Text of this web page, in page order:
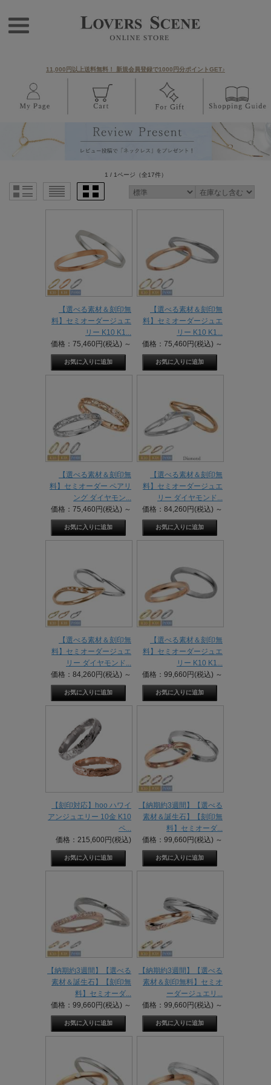
11,000円以上送料無料！ 新規会員登録で1000円分ポイントGET♪
1 / 1ページ （全17件）
【選べる素材＆刻印無
料】セミオーダージュエ
リー K10 K1...
価格：75,460円(税込) ～
【選べる素材＆刻印無
料】セミオーダージュエ
リー K10 K1...
価格：75,460円(税込) ～
【選べる素材＆刻印無
料】セミオーダー ペアリ
ング ダイヤモン...
価格：75,460円(税込) ～
【選べる素材＆刻印無
料】セミオーダージュエ
リー ダイヤモンド...
価格：84,260円(税込) ～
【選べる素材＆刻印無
料】セミオーダージュエ
リー ダイヤモンド...
価格：84,260円(税込) ～
【選べる素材＆刻印無
料】セミオーダージュエ
リー K10 K1...
価格：99,660円(税込) ～
【刻印対応】hoo ハワイ
アンジュエリー 10金 K10
ペ...
価格：215,600円(税込)
【納期約3週間】【選べる
素材＆誕生石】【刻印無
料】セミオーダ...
価格：99,660円(税込) ～
【納期約3週間】【選べる
素材＆誕生石】【刻印無
料】セミオーダ...
価格：99,660円(税込) ～
【納期約3週間】【選べる
素材＆刻印無料】セミオ
ーダージュエリ...
価格：99,660円(税込) ～